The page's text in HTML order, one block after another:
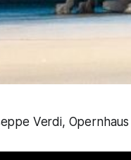
Verdi, Opernhaus